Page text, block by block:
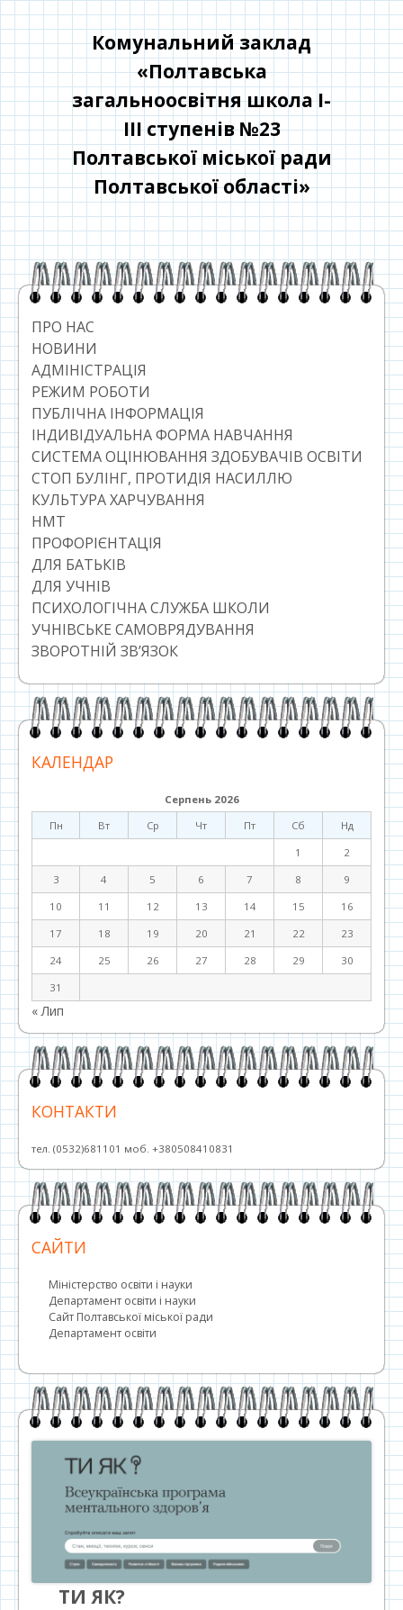
до
контенту
Комунальний заклад
«Полтавська
загальноосвітня школа І-
ІІІ ступенів №23
Полтавської міської ради
Полтавської області»
Головний
сайдбар
ПРО НАС
НОВИНИ
АДМІНІСТРАЦІЯ
РЕЖИМ РОБОТИ
ПУБЛІЧНА ІНФОРМАЦІЯ
ІНДИВІДУАЛЬНА ФОРМА НАВЧАННЯ
СИСТЕМА ОЦІНЮВАННЯ ЗДОБУВАЧІВ ОСВІТИ
СТОП БУЛІНГ, ПРОТИДІЯ НАСИЛЛЮ
КУЛЬТУРА ХАРЧУВАННЯ
НМТ
ПРОФОРІЄНТАЦІЯ
ДЛЯ БАТЬКІВ
ДЛЯ УЧНІВ
ПСИХОЛОГІЧНА СЛУЖБА ШКОЛИ
УЧНІВСЬКЕ САМОВРЯДУВАННЯ
ЗВОРОТНІЙ ЗВ’ЯЗОК
КАЛЕНДАР
Серпень 2026
Пн
Вт Ср Чт Пт Сб
Нд
1
2
3
4 5 6 7 8
9
10
11 12 13 14 15
16
17
18 19 20 21 22
23
24
25 26 27 28 29
30
31
« Лип
КОНТАКТИ
тел. (0532)681101 моб. +380508410831
САЙТИ
Міністерство освіти і науки
Департамент освіти і науки
Сайт Полтавської міської ради
Департамент освіти
ТИ ЯК?